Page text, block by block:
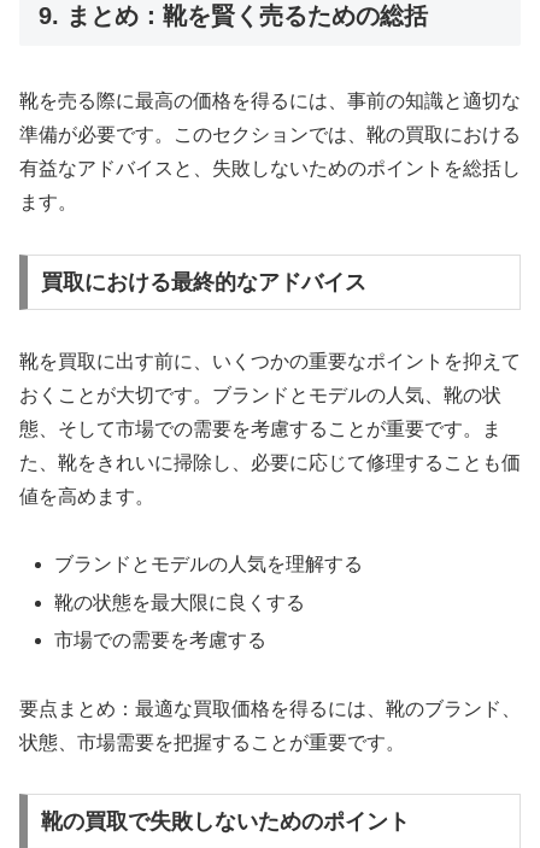
9. まとめ：靴を賢く売るための総括
靴を売る際に最高の価格を得るには、事前の知識と適切な
準備が必要です。このセクションでは、靴の買取における
有益なアドバイスと、失敗しないためのポイントを総括し
ます。
買取における最終的なアドバイス
靴を買取に出す前に、いくつかの重要なポイントを抑えて
おくことが大切です。ブランドとモデルの人気、靴の状
態、そして市場での需要を考慮することが重要です。ま
た、靴をきれいに掃除し、必要に応じて修理することも価
値を高めます。
ブランドとモデルの人気を理解する
靴の状態を最大限に良くする
市場での需要を考慮する
要点まとめ：最適な買取価格を得るには、靴のブランド、
状態、市場需要を把握することが重要です。
靴の買取で失敗しないためのポイント